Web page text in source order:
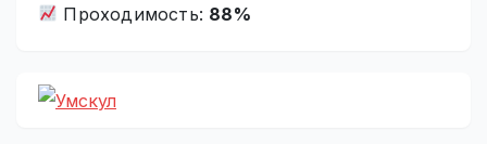
Проходимость: 88%